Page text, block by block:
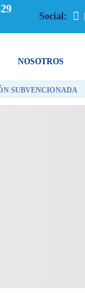
Social:
NOSOTROS
SUBVENCIONADA